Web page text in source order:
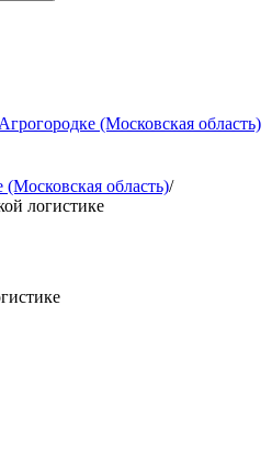
(Московская область)
область)/
логистике